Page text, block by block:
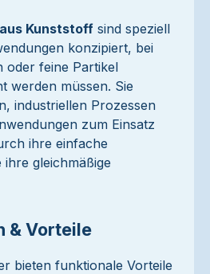
Kunststoff sind speziell
konzipiert, bei
oder feine Partikel
werden müssen. Sie
industriellen Prozessen
zum Einsatz
ihre einfache
gleichmäßige
& Vorteile
bieten funktionale Vorteile